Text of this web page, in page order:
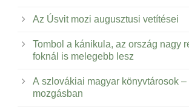
Az Úsvit mozi augusztusi vetítései
Tombol a kánikula, az ország nagy
foknál is melegebb lesz
A szlovákiai magyar könyvtárosok –
mozgásban